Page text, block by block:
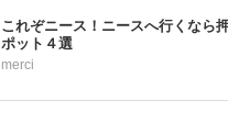
これぞニース！ニースへ行くなら
ポット４選
merci